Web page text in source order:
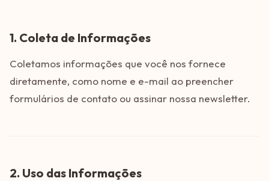
1. Coleta de Informações
Coletamos informações que você nos fornece
diretamente, como nome e e-mail ao preencher
formulários de contato ou assinar nossa newsletter.
2. Uso das Informações